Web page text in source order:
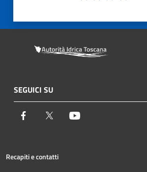
SEGUICI SU
Facebook Twitter
Recapiti e contatti